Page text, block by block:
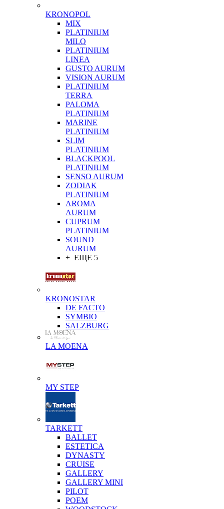
KRONOPOL
MIX
PLATINIUM
MILO
PLATINIUM
LINEA
GUSTO AURUM
VISION AURUM
PLATINIUM
TERRA
PALOMA
PLATINIUM
MARINE
PLATINIUM
SLIM
PLATINIUM
BLACKPOOL
PLATINIUM
SENSO AURUM
ZODIAK
PLATINIUM
AROMA
AURUM
CUPRUM
PLATINIUM
SOUND
AURUM
+ ЕЩЕ 5
KRONOSTAR
DE FACTO
SYMBIO
SALZBURG
LA MOENA
MY STEP
TARKETT
BALLET
ESTETICA
DYNASTY
CRUISE
GALLERY
GALLERY MINI
PILOT
POEM